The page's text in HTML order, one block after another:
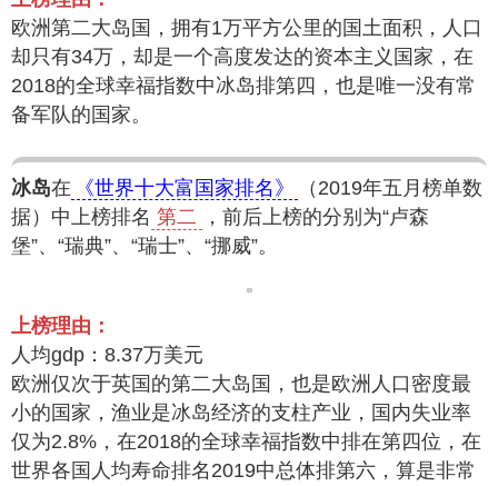
欧洲第二大岛国，拥有1万平方公里的国土面积，人口
却只有34万，却是一个高度发达的资本主义国家，在
2018的全球幸福指数中冰岛排第四，也是唯一没有常
备军队的国家。
冰岛在 《世界十大富国家排名》
（2019年五月榜单数
据）中上榜排名 第二
，前后上榜的分别为“卢森
堡”、“瑞典”、“瑞士”、“挪威”。
上榜理由：
人均gdp：8.37万美元
欧洲仅次于英国的第二大岛国，也是欧洲人口密度最
小的国家，渔业是冰岛经济的支柱产业，国内失业率
仅为2.8%，在2018的全球幸福指数中排在第四位，在
世界各国人均寿命排名2019中总体排第六，算是非常